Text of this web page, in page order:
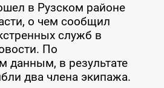
в Рузском районе
о чем сообщил
служб в
По
данным, в результате
два члена экипажа.